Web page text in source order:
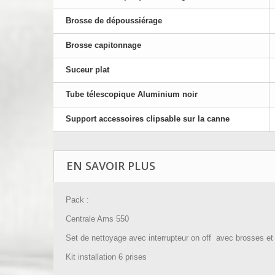
Brosse de dépoussiérage
Brosse capitonnage
Suceur plat
Tube télescopique Aluminium noir
Support accessoires clipsable sur la canne
EN SAVOIR PLUS
Pack :
Centrale Ams 550
Set de nettoyage avec interrupteur on off avec brosses
Kit installation 6 prises